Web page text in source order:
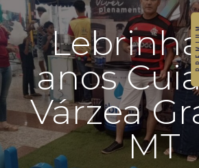
anos
Várzea
MT